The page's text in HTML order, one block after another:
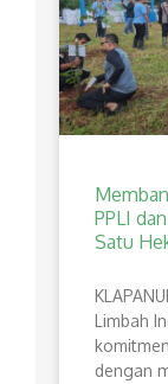
PPLI
Satu
Limbah
dengan